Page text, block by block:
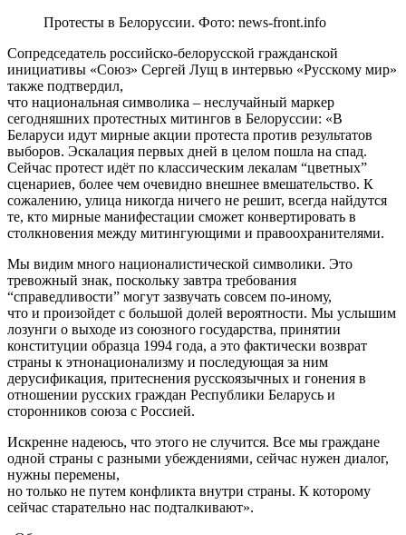
Протесты в Белоруссии. Фото: news-front.info
Сопредседатель российско-белорусской гражданской
инициативы «Союз» Сергей Лущ в интервью «Русскому мир»
также подтвердил,
что национальная символика – неслучайный маркер
сегодняшних протестных митингов в Белоруссии: «В
Беларуси идут мирные акции протеста против результатов
выборов. Эскалация первых дней в целом пошла на спад.
Сейчас протест идёт по классическим лекалам “цветных”
сценариев, более чем очевидно внешнее вмешательство. К
сожалению, улица никогда ничего не решит, всегда найдутся
те, кто мирные манифестации сможет конвертировать в
столкновения между митингующими и правоохранителями.
Мы видим много националистической символики. Это
тревожный знак, поскольку завтра требования
“справедливости” могут зазвучать совсем по-иному,
что и произойдет с большой долей вероятности. Мы услышим
лозунги о выходе из союзного государства, принятии
конституции образца 1994 года, а это фактически возврат
страны к этнонационализму и последующая за ним
дерусификация, притеснения русскоязычных и гонения в
отношении русских граждан Республики Беларусь и
сторонников союза с Россией.
Искренне надеюсь, что этого не случится. Все мы граждане
одной страны с разными убеждениями, сейчас нужен диалог,
нужны перемены,
но только не путем конфликта внутри страны. К которому
сейчас старательно нас подталкивают».